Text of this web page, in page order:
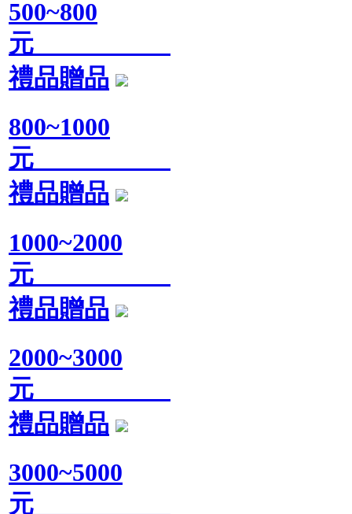
500~800
元
禮品贈品
800~1000
元
禮品贈品
1000~2000
元
禮品贈品
2000~3000
元
禮品贈品
3000~5000
元